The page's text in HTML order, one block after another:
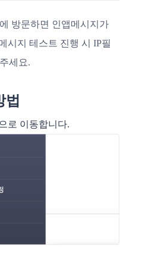
방문하면 인앱메시지가
시지 테스트 진행 시 IP필
세요.
법
로 이동합니다.